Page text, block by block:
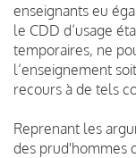
enseignants eu
le CDD d’usage
temporaires, ne
l’enseignement
recours à de tels
Reprenant les
des prud'hommes